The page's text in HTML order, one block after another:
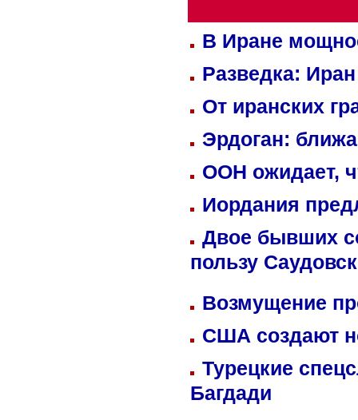
В Иране
Разведка:
От иранских
Эрдоган:
ООН ожидает,
Иордания
Двое бывших
пользу
Возмущение
США создают
Турецкие
Багдади